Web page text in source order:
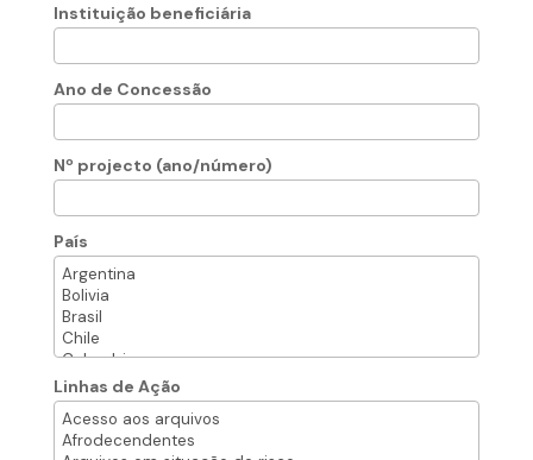
Instituição beneficiária
Ano de Concessão
Nº projecto (ano/número)
País
Linhas de Ação